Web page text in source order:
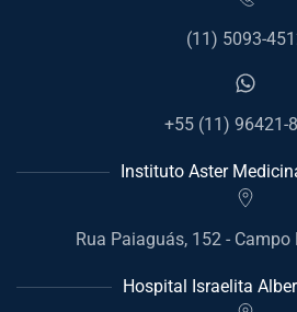
(11) 5093-
+55 (11) 96421-
Instituto Aster
Rua Paiaguás, 152 - Campo
Hospital Israelita